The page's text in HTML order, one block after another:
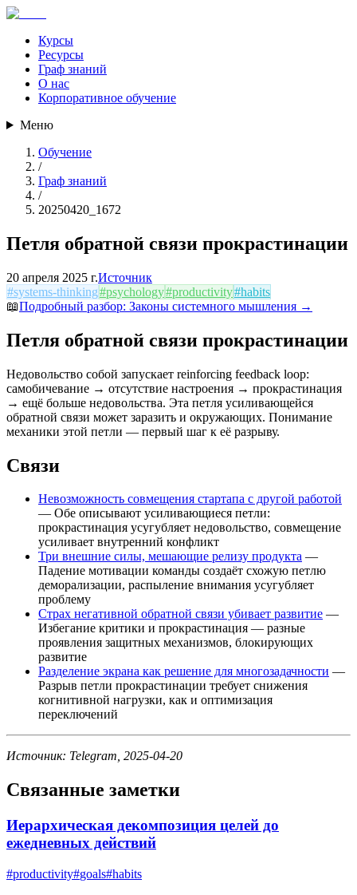
Курсы
Ресурсы
Граф знаний
О нас
Корпоративное обучение
Меню
Обучение
/
Граф знаний
/
20250420_1672
Петля обратной связи прокрастинации
20 апреля 2025 г.Источник
#systems-thinking#psychology#productivity#habits
📖Подробный разбор: Законы системного мышления →
Петля обратной связи прокрастинации
Недовольство собой запускает reinforcing feedback loop:
самобичевание → отсутствие настроения → прокрастинация
→ ещё больше недовольства. Эта петля усиливающейся
обратной связи может заразить и окружающих. Понимание
механики этой петли — первый шаг к её разрыву.
Связи
Невозможность совмещения стартапа с другой работой
— Обе описывают усиливающиеся петли:
прокрастинация усугубляет недовольство, совмещение
усиливает внутренний конфликт
Три внешние силы, мешающие релизу продукта —
Падение мотивации команды создаёт схожую петлю
деморализации, распыление внимания усугубляет
проблему
Страх негативной обратной связи убивает развитие —
Избегание критики и прокрастинация — разные
проявления защитных механизмов, блокирующих
развитие
Разделение экрана как решение для многозадачности —
Разрыв петли прокрастинации требует снижения
когнитивной нагрузки, как и оптимизация
переключений
Источник: Telegram, 2025-04-20
Связанные заметки
Иерархическая декомпозиция целей до
ежедневных действий
#productivity#goals#habits